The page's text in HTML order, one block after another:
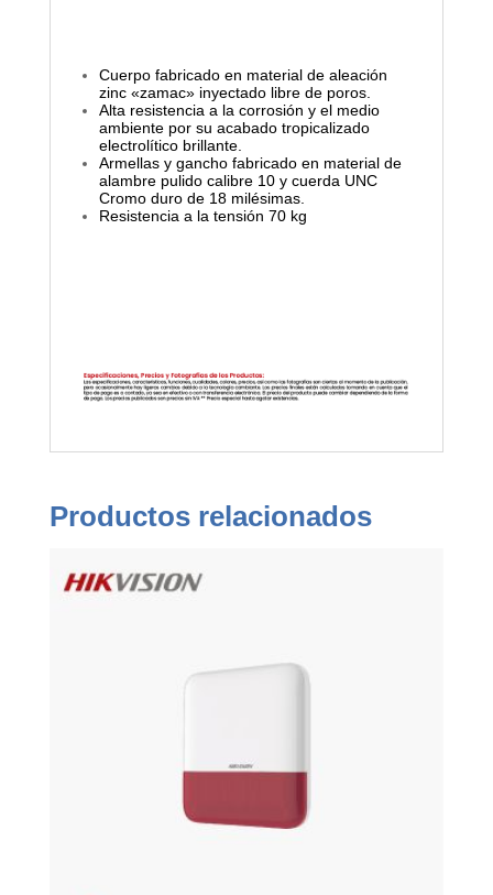
Cuerpo fabricado en material de aleación
zinc «zamac» inyectado libre de poros.
Alta resistencia a la corrosión y el medio
ambiente por su acabado tropicalizado
electrolítico brillante.
Armellas y gancho fabricado en material de
alambre pulido calibre 10 y cuerda UNC
Cromo duro de 18 milésimas.
Resistencia a la tensión 70 kg
Productos relacionados